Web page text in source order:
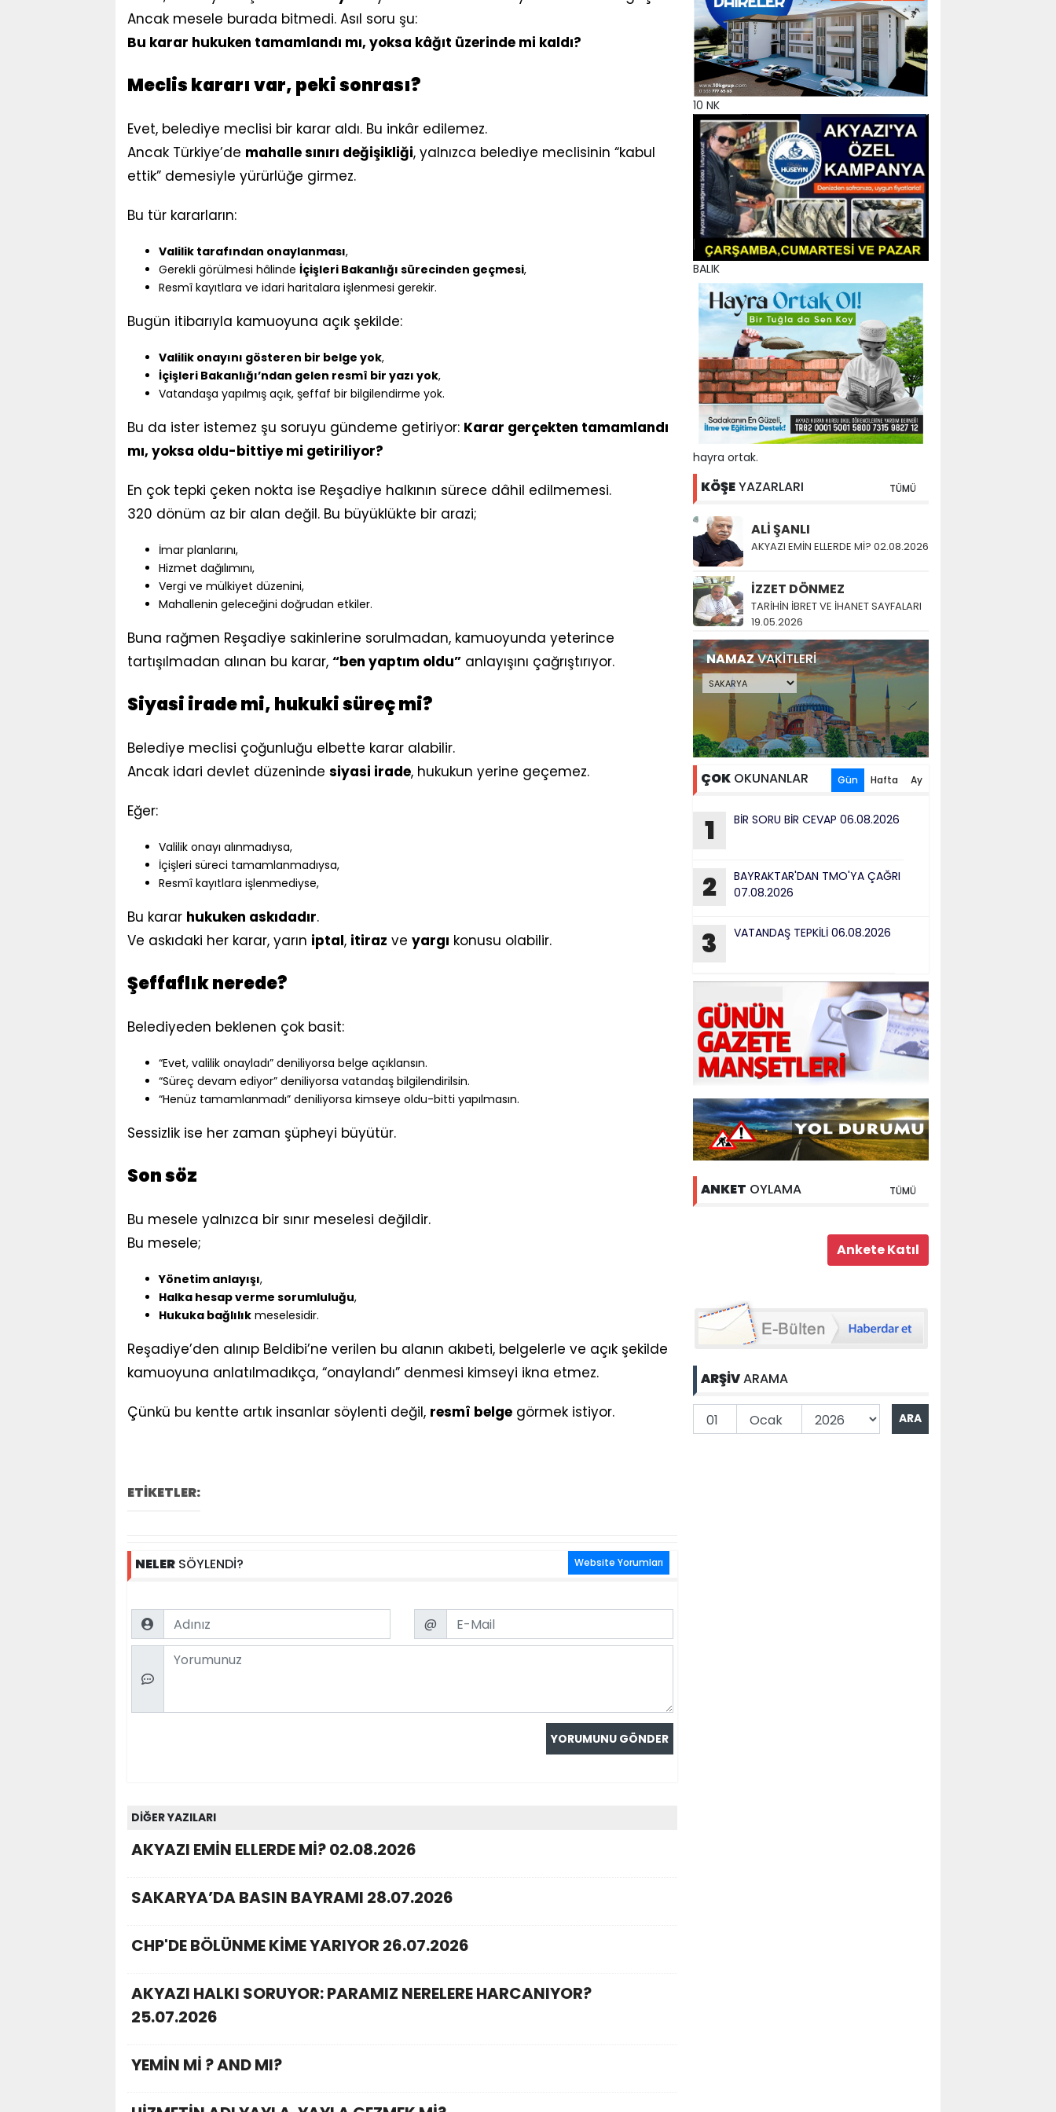
Ancak mesele burada bitmedi. Asıl soru şu:
Bu karar hukuken tamamlandı mı, yoksa kâğıt üzerinde mi kaldı?
Meclis kararı var, peki sonrası?
Evet, belediye meclisi bir karar aldı. Bu inkâr edilemez.
Ancak Türkiye’de mahalle sınırı değişikliği, yalnızca belediye meclisinin “kabul
ettik” demesiyle yürürlüğe girmez.
Bu tür kararların:
Valilik tarafından onaylanması,
Gerekli görülmesi hâlinde İçişleri Bakanlığı sürecinden geçmesi,
Resmî kayıtlara ve idari haritalara işlenmesi gerekir.
Bugün itibarıyla kamuoyuna açık şekilde:
Valilik onayını gösteren bir belge yok,
İçişleri Bakanlığı’ndan gelen resmî bir yazı yok,
Vatandaşa yapılmış açık, şeffaf bir bilgilendirme yok.
Bu da ister istemez şu soruyu gündeme getiriyor: Karar gerçekten tamamlandı
mı, yoksa oldu-bittiye mi getiriliyor?
En çok tepki çeken nokta ise Reşadiye halkının sürece dâhil edilmemesi.
320 dönüm az bir alan değil. Bu büyüklükte bir arazi;
İmar planlarını,
Hizmet dağılımını,
Vergi ve mülkiyet düzenini,
Mahallenin geleceğini doğrudan etkiler.
Buna rağmen Reşadiye sakinlerine sorulmadan, kamuoyunda yeterince
tartışılmadan alınan bu karar, “ben yaptım oldu” anlayışını çağrıştırıyor.
Siyasi irade mi, hukuki süreç mi?
Belediye meclisi çoğunluğu elbette karar alabilir.
Ancak idari devlet düzeninde siyasi irade, hukukun yerine geçemez.
Eğer:
Valilik onayı alınmadıysa,
İçişleri süreci tamamlanmadıysa,
Resmî kayıtlara işlenmediyse,
Bu karar hukuken askıdadır.
Ve askıdaki her karar, yarın iptal, itiraz ve yargı konusu olabilir.
Şeffaflık nerede?
Belediyeden beklenen çok basit:
“Evet, valilik onayladı” deniliyorsa belge açıklansın.
“Süreç devam ediyor” deniliyorsa vatandaş bilgilendirilsin.
“Henüz tamamlanmadı” deniliyorsa kimseye oldu-bitti yapılmasın.
Sessizlik ise her zaman şüpheyi büyütür.
Son söz
Bu mesele yalnızca bir sınır meselesi değildir.
Bu mesele;
Yönetim anlayışı,
Halka hesap verme sorumluluğu,
Hukuka bağlılık meselesidir.
Reşadiye’den alınıp Beldibi’ne verilen bu alanın akıbeti, belgelerle ve açık şekilde
kamuoyuna anlatılmadıkça, “onaylandı” denmesi kimseyi ikna etmez.
Çünkü bu kentte artık insanlar söylenti değil, resmî belge görmek istiyor.
ETİKETLER:
NELER SÖYLENDİ? Website Yorumları
Name Email
@
Comment
DİĞER YAZILARI
AKYAZI EMİN ELLERDE Mİ? 02.08.2026
SAKARYA’DA BASIN BAYRAMI 28.07.2026
CHP'DE BÖLÜNME KİME YARIYOR 26.07.2026
AKYAZI HALKI SORUYOR: PARAMIZ NERELERE HARCANIYOR?
25.07.2026
YEMİN Mİ ? AND MI?
10 NK
BALIK
hayra ortak.
KÖŞEYAZARLARI TÜMÜ
ALİ ŞANLI
AKYAZI EMİN ELLERDE Mİ? 02.08.2026
İZZET DÖNMEZ
TARİHİN İBRET VE İHANET SAYFALARI
19.05.2026
NAMAZVAKİTLERİ
ÇOK OKUNANLAR Gün Hafta Ay
1 BİR SORU BİR CEVAP 06.08.2026
2
BAYRAKTAR'DAN TMO'YA ÇAĞRI
07.08.2026
3 VATANDAŞ TEPKİLİ 06.08.2026
ANKET OYLAMA TÜMÜ
ARŞİVARAMA